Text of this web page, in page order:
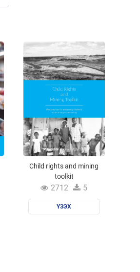
Child rights and mining
toolkit
2712 5
ҮЗЭХ